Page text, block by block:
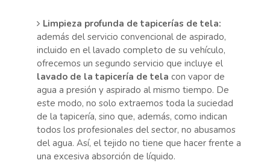
Limpieza profunda de tapicerías de tela:
además del servicio convencional de aspirado,
incluido en el lavado completo de su vehículo,
ofrecemos un segundo servicio que incluye el
lavado de la tapicería de tela con vapor de
agua a presión y aspirado al mismo tiempo. De
este modo, no solo extraemos toda la suciedad
de la tapicería, sino que, además, como indican
todos los profesionales del sector, no abusamos
del agua. Así, el tejido no tiene que hacer frente a
una excesiva absorción de líquido.